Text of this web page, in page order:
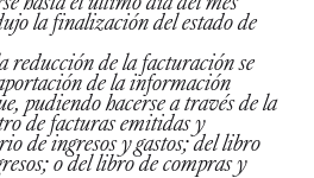
la finalización del estado de
reducción de la facturación se
de la información
pudiendo hacerse a través de la
de facturas emitidas y
de ingresos y gastos; del libro
o del libro de compras y